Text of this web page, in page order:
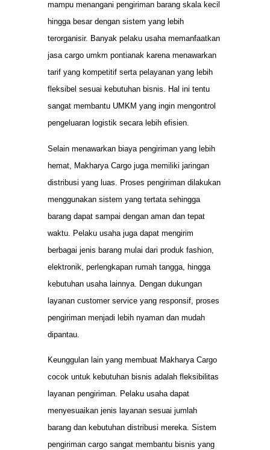
mampu menangani pengiriman barang skala kecil
hingga besar dengan sistem yang lebih
terorganisir. Banyak pelaku usaha memanfaatkan
jasa cargo umkm pontianak karena menawarkan
tarif yang kompetitif serta pelayanan yang lebih
fleksibel sesuai kebutuhan bisnis. Hal ini tentu
sangat membantu UMKM yang ingin mengontrol
pengeluaran logistik secara lebih efisien.
Selain menawarkan biaya pengiriman yang lebih
hemat, Makharya Cargo juga memiliki jaringan
distribusi yang luas. Proses pengiriman dilakukan
menggunakan sistem yang tertata sehingga
barang dapat sampai dengan aman dan tepat
waktu. Pelaku usaha juga dapat mengirim
berbagai jenis barang mulai dari produk fashion,
elektronik, perlengkapan rumah tangga, hingga
kebutuhan usaha lainnya. Dengan dukungan
layanan customer service yang responsif, proses
pengiriman menjadi lebih nyaman dan mudah
dipantau.
Keunggulan lain yang membuat Makharya Cargo
cocok untuk kebutuhan bisnis adalah fleksibilitas
layanan pengiriman. Pelaku usaha dapat
menyesuaikan jenis layanan sesuai jumlah
barang dan kebutuhan distribusi mereka. Sistem
pengiriman cargo sangat membantu bisnis yang